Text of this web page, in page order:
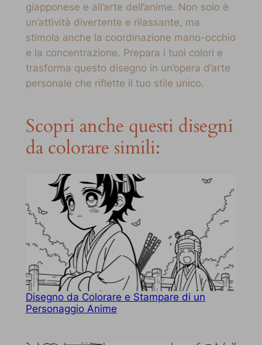
giapponese e all’arte dell’anime. Non solo è
un’attività divertente e rilassante, ma
stimola anche la coordinazione mano-occhio
e la concentrazione. Prepara i tuoi colori e
trasforma questo disegno in un’opera d’arte
personale che riflette il tuo stile unico.
Scopri anche questi disegni
da colorare simili:
Disegno da Colorare e Stampare di un
Personaggio Anime